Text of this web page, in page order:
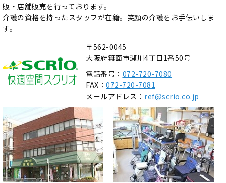
販・店舗販売を行っております。
介護の資格を持ったスタッフが在籍。笑顔の介護をお手伝いしま
す。
〒562-0045
大阪府箕面市瀬川4丁目1番50号
電話番号： 072-720-7080
FAX： 072-720-7081
メールアドレス： ref@scrio.co.jp